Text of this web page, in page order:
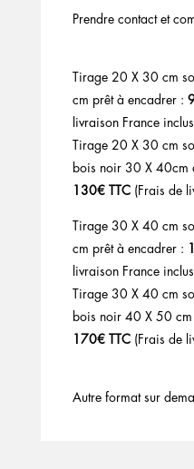
Prendre contact et
Tirage 20 X 30 cm
cm prêt à encadrer :
livraison France
Tirage 20 X 30 cm
bois noir 30 X 40cm
130€ TTC (Frais de
Tirage 30 X 40 cm
cm prêt à encadrer :
livraison France
Tirage 30 X 40 cm
bois noir 40 X 50 cm
170€ TTC(Frais de
Autre format sur